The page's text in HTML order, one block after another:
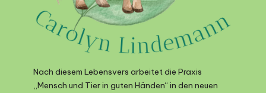
Nach diesem Lebensvers arbeitet die Praxis
„Mensch und Tier in guten Händen“ in den neuen